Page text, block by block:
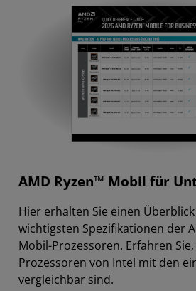
AMD Ryzen™ Mobil für
Hier erhalten Sie einen
wichtigsten Spezifikationen der
Mobil-Prozessoren. Erfahren
Prozessoren von Intel mit den
vergleichbar sind.